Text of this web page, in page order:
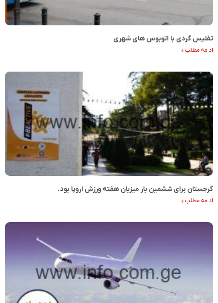
تفلیس گردی با اتوبوس های شهری
ادامه مطلب »
گرجستان برای ششمین بار میزبان هفته ورزش اروپا بود.
ادامه مطلب »